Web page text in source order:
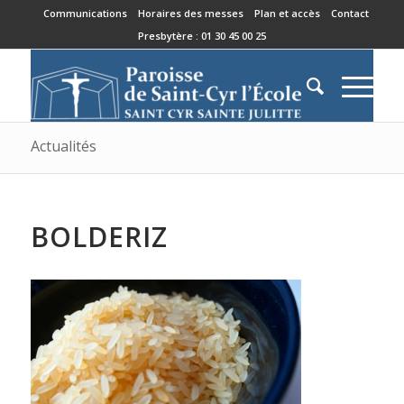
Communications Horaires des messes Plan et accès
Contact
Presbytère : 01 30 45 00 25
Actualités
BOLDERIZ